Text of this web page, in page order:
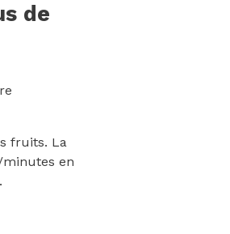
de
fruits. La
en